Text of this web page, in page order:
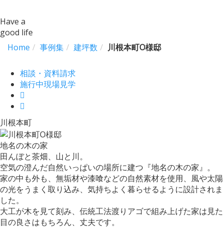
Have a
good life
Home
事例集 建坪数 川根本町O様邸
相談・資料請求
施行中現場見学
川根本町
地名の木の家
田んぼと茶畑、山と川。
空気の澄んだ自然いっぱいの場所に建つ『地名の木の家』。
家の中も外も、無垢材や漆喰などの自然素材を使用、風や太陽
の光をうまく取り込み、気持ちよく暮らせるように設計されま
した。
大工が木を見て刻み、伝統工法渡りアゴで組み上げた家は見た
目の良さはもちろん、丈夫です。